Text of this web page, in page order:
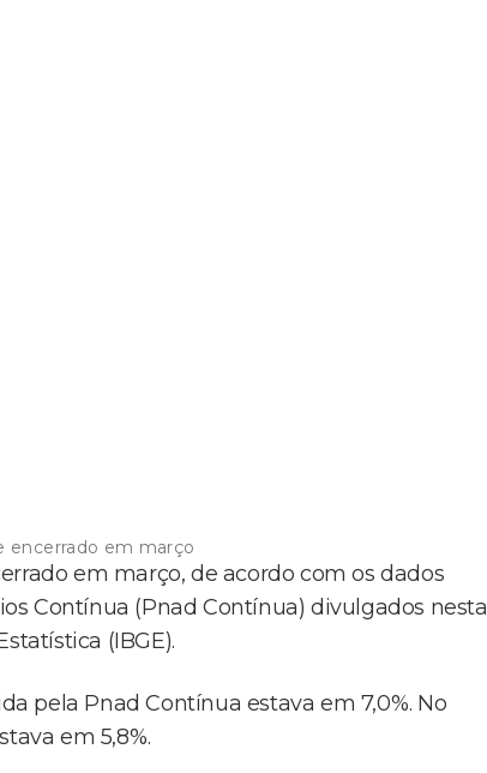
encerrado em março
em março, de acordo com os dados
Contínua (Pnad Contínua) divulgados nesta
(IBGE).
pela Pnad Contínua estava em 7,0%. No
em 5,8%.